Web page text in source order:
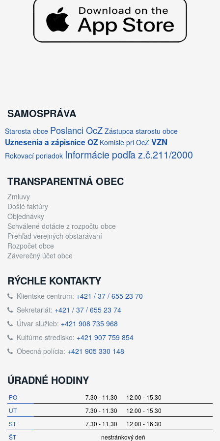
SAMOSPRÁVA
Starosta obce Poslanci OcZ Zástupca starostu obce
Uznesenia a zápisnice OZ Komisie pri OcZ VZN
Rokovací poriadok Informácie podľa z.č.211/2000
TRANSPARENTNÁ OBEC
Zmluvy
Došlé faktúry
Objednávky
Schválené dotácie z rozpočtu obce
Prehľad verejných obstarávaní
Rozpočet obce
Záverečný účet obce
RÝCHLE KONTAKTY
Klientske centrum: +421 / 37 / 655 23 70
Sekretariát: +421 / 37 / 655 23 74
Útvar služieb: +421 908 735 968
Kultúrne stredisko: +421 907 759 854
Obecná polícia: +421 905 330 148
ÚRADNÉ HODINY
PO
7.30 - 11.30 12.00 - 15.30
UT
7.30 - 11.30 12.00 - 15.30
ST
7.30 - 11.30 12.00 - 16.30
ŠT
nestránkový deň